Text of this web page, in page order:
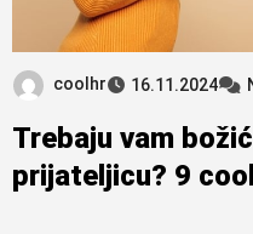
coolhr 16.11.2024
Trebaju vam
prijateljicu? 9